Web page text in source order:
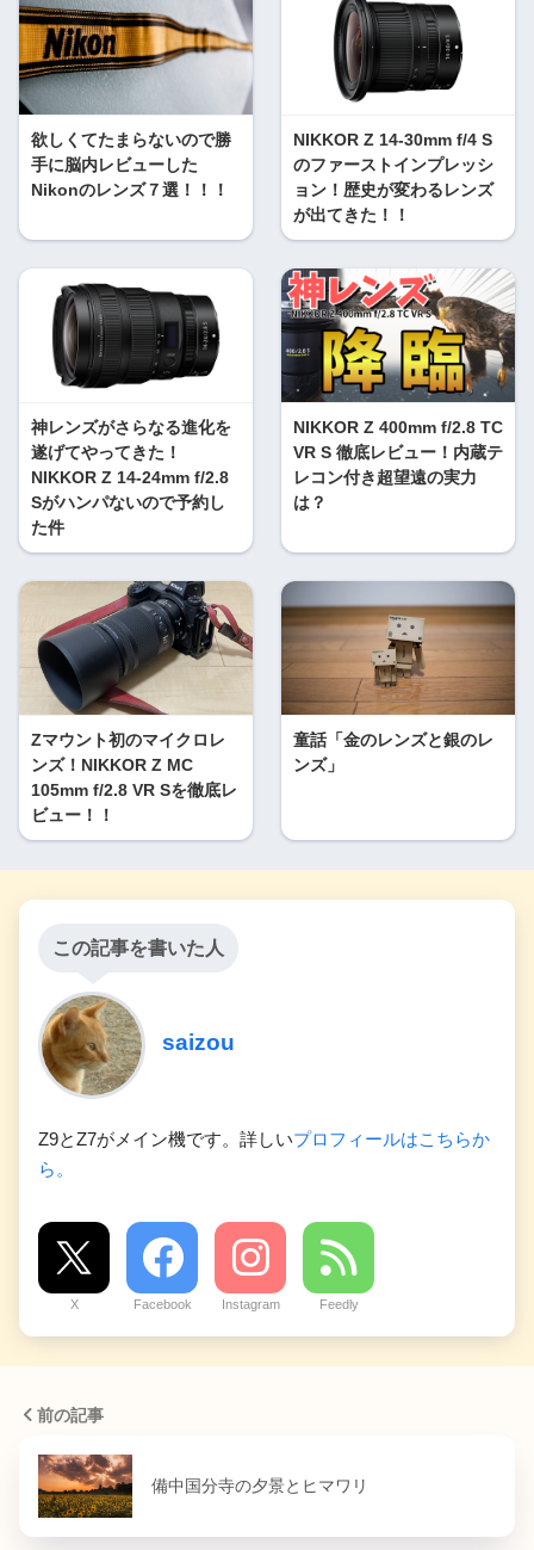
欲しくてたまらないので勝
手に脳内レビューした
Nikonのレンズ７選！！！
NIKKOR Z 14-30mm f/4 S
のファーストインプレッシ
ョン！歴史が変わるレンズ
が出てきた！！
神レンズがさらなる進化を
遂げてやってきた！
NIKKOR Z 14-24mm f/2.8
Sがハンパないので予約し
た件
NIKKOR Z 400mm f/2.8 TC
VR S 徹底レビュー！内蔵テ
レコン付き超望遠の実力
は？
Zマウント初のマイクロレ
ンズ！NIKKOR Z MC
105mm f/2.8 VR Sを徹底レ
ビュー！！
童話「金のレンズと銀のレ
ンズ」
この記事を書いた人
saizou
Z9とZ7がメイン機です。詳しいプロフィールはこちらか
ら。
X Facebook Instagram Feedly
前の記事
備中国分寺の夕景とヒマワリ